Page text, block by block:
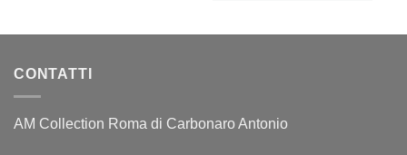
CONTATTI
AM Collection Roma di Carbonaro Antonio